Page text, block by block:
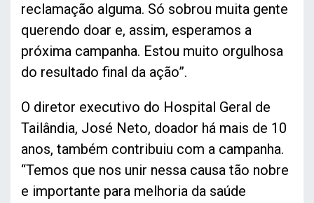
reclamação alguma. Só sobrou muita gente
querendo doar e, assim, esperamos a
próxima campanha. Estou muito orgulhosa
do resultado final da ação”.
O diretor executivo do Hospital Geral de
Tailândia, José Neto, doador há mais de 10
anos, também contribuiu com a campanha.
“Temos que nos unir nessa causa tão nobre
e importante para melhoria da saúde